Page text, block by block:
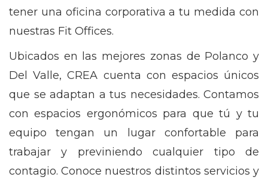
tener una oficina corporativa a tu medida con
nuestras Fit Offices.
Ubicados en las mejores zonas de Polanco y
Del Valle, CREA cuenta con espacios únicos
que se adaptan a tus necesidades. Contamos
con espacios ergonómicos para que tú y tu
equipo tengan un lugar confortable para
trabajar y previniendo cualquier tipo de
contagio. Conoce nuestros distintos servicios y